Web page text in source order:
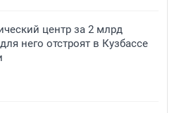
центр за 2 млрд
него отстроят в Кузбассе